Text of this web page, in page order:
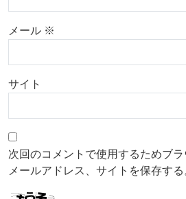
メール ※
サイト
次回のコメントで使用するためブラ
メールアドレス、サイトを保存する